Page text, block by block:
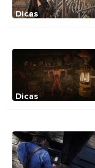
Dicas
Dicas